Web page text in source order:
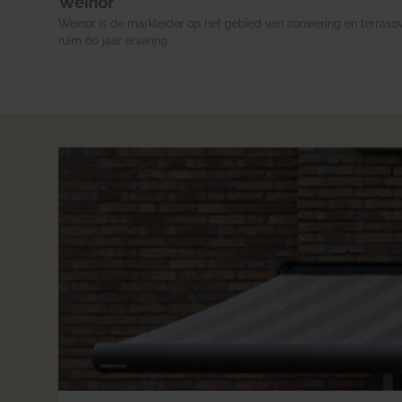
Weinor is de markleider op het gebied van zonwering en
ruim 60 jaar ervaring.